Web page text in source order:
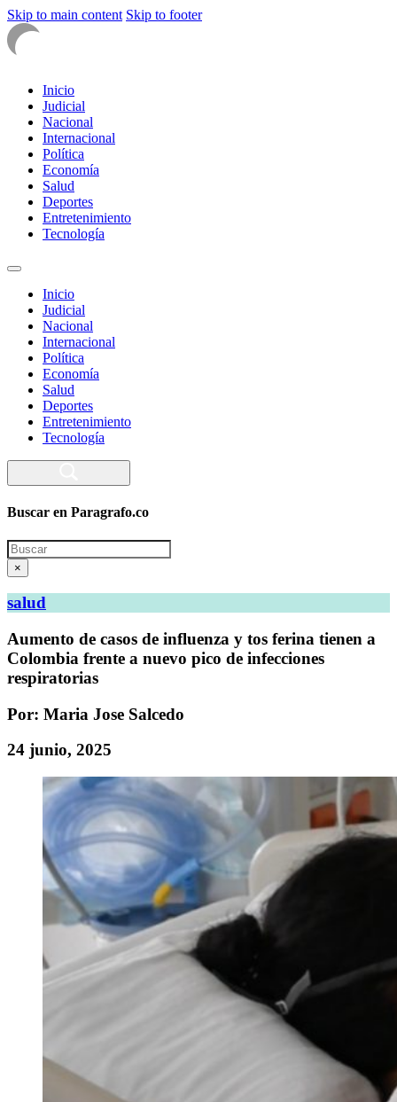
Skip to main content Skip to footer
Inicio
Judicial
Nacional
Internacional
Política
Economía
Salud
Deportes
Entretenimiento
Tecnología
Inicio
Judicial
Nacional
Internacional
Política
Economía
Salud
Deportes
Entretenimiento
Tecnología
Buscar en Paragrafo.co
Search
×
salud
Aumento de casos de influenza y tos ferina tienen a
Colombia frente a nuevo pico de infecciones
respiratorias
Por: Maria Jose Salcedo
24 junio, 2025